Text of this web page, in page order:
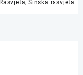
Rasvjeta, Šinska rasvjeta